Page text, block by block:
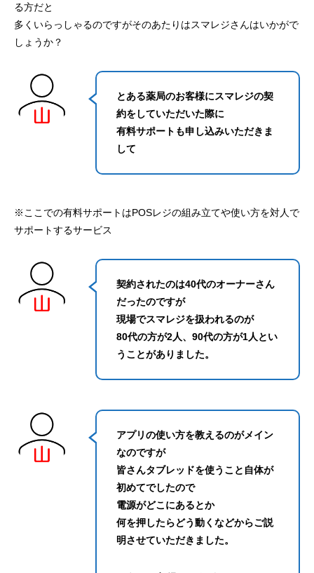
る方だと
多くいらっしゃるのですがそのあたりはスマレジさんはいかがで
しょうか？
とある薬局のお客様にスマレジの契
約をしていただいた際に
有料サポートも申し込みいただきま
して
※ここでの有料サポートはPOSレジの組み立てや使い方を対人で
サポートするサービス
契約されたのは40代のオーナーさん
だったのですが
現場でスマレジを扱われるのが
80代の方が2人、90代の方が1人とい
うことがありました。
アプリの使い方を教えるのがメイン
なのですが
皆さんタブレッドを使うこと自体が
初めてでしたので
電源がどこにあるとか
何を押したらどう動くなどからご説
明させていただきました。